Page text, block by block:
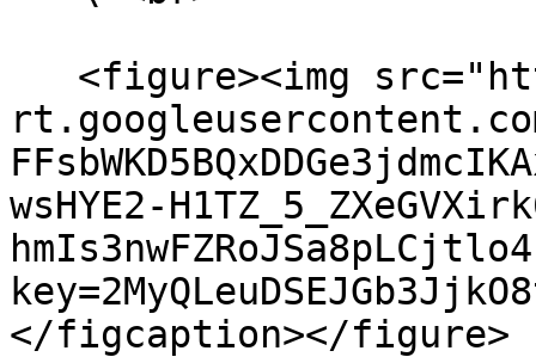
wsHYE2-
</figcaption></figure>